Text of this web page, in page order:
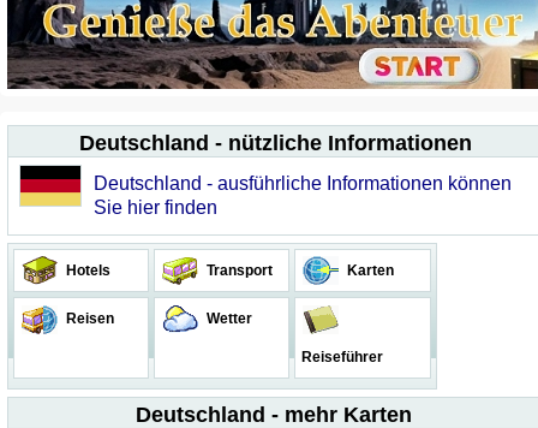
Deutschland - nützliche Informationen
Deutschland - ausführliche Informationen können
Sie hier finden
Hotels Transport Karten
Reisen Wetter
Reiseführer
Deutschland - mehr Karten